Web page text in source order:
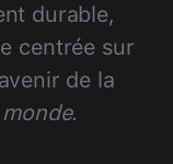
durable,
centrée sur
de la
monde.